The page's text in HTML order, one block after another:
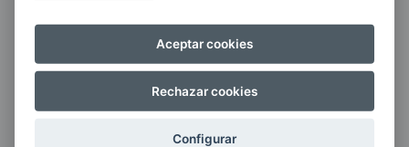
E-MAIL
Quiero recibir las últimas novedades de AVIA
ENERGIAS por cualquier medio, incluido
Aceptar cookies
Rechazar cookies
Configurar